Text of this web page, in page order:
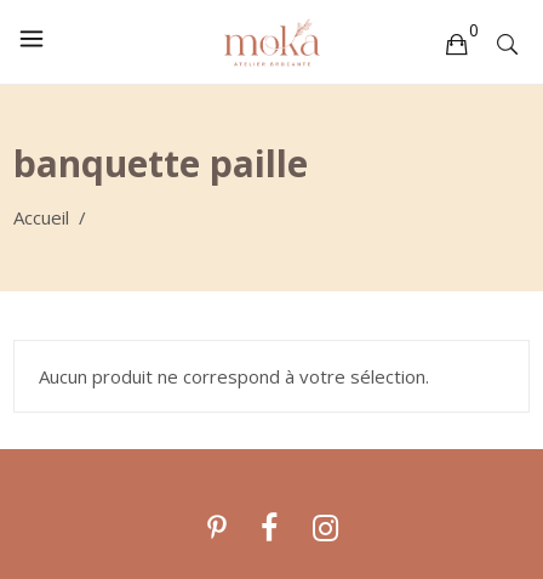
0
banquette paille
Accueil /
Aucun produit ne correspond à votre sélection.